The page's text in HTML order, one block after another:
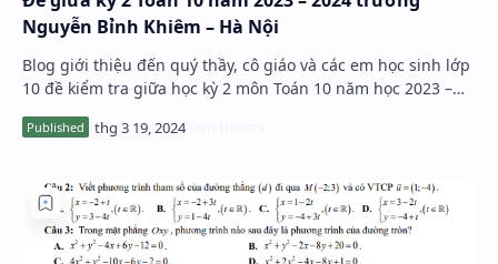
Nguyễn Bỉnh Khiêm – Hà Nội
Blog giới thiệu đến quý thầy, cô giáo và các em học sinh lớp
10 đề kiểm tra giữa học kỳ 2 môn Toán 10 năm học 2023 –
2024 trường THCS & THPT Nguy…